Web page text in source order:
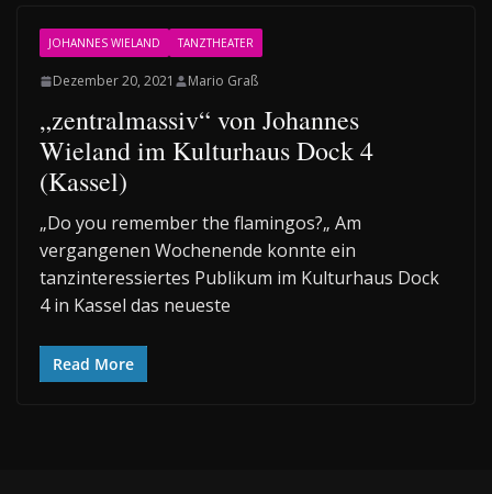
JOHANNES WIELAND TANZTHEATER
Dezember 20, 2021 Mario Graß
„zentralmassiv“ von Johannes
Wieland im Kulturhaus Dock 4
(Kassel)
„Do you remember the flamingos?„ Am
vergangenen Wochenende konnte ein
tanzinteressiertes Publikum im Kulturhaus Dock
4 in Kassel das neueste
Read More